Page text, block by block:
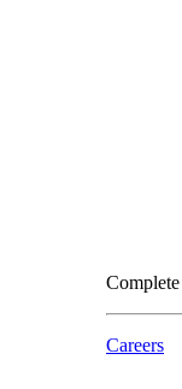
Careers